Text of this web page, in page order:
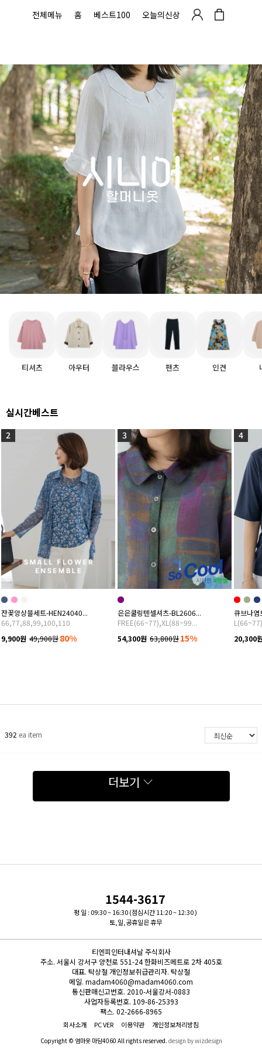
전체메뉴 홈 베스트100 오늘의신상
티셔츠 아우터 블라우스 팬츠 인견
실시간베스트
2
잔꽃앙상블세트-HEN24040...
66,77,88,99,100,110
9,900원 49,900원80%
3
은은쿨링텐셀셔츠-BL2606...
FREE(66~77),XL(88~99...
54,300원 63,800원15%
4
큐브나염
20,300
392 ea item
더보기
1544-3617
평 일 : 09:30 ~ 16:30 (점심시간 11:20 ~ 12:30 )
토,일,공휴일은 휴무
티엔피인터내셔날 주식회사
주소. 서울시 강서구 양천로 551-24 한화비즈메트로 2차 405호
대표. 탁상철 개인정보취급관리자. 탁상철
메일. madam4060@madam4060.com
통신판매신고번호. 2010-서울강서-0883
사업자등록번호. 109-86-25393
팩스. 02-2666-8965
회사소개 PC VER 이용약관 개인정보처리방침
Copyright © 엄마옷 마담4060 All rights reserved. design by wizdesign